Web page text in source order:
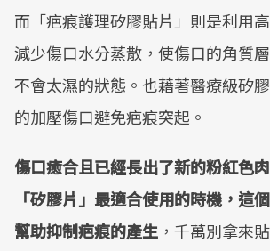
而「疤痕護理矽膠貼片」則是利用
減少傷口水分蒸散，使傷口的角質
不會太濕的狀態。也藉著醫療級矽
的加壓傷口避免疤痕突起。
傷口癒合且已經長出了新的粉紅色
「矽膠片」最適合使用的時機，這
幫助抑制疤痕的產生 ，千萬別拿來